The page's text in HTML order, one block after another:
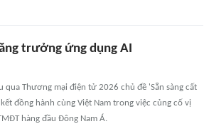
trưởng ứng dụng AI
qua Thương mại điện tử 2026 chủ đề 'Sẵn sàng cất
đồng hành cùng Việt Nam trong việc củng cố vị
hàng đầu Đông Nam Á.